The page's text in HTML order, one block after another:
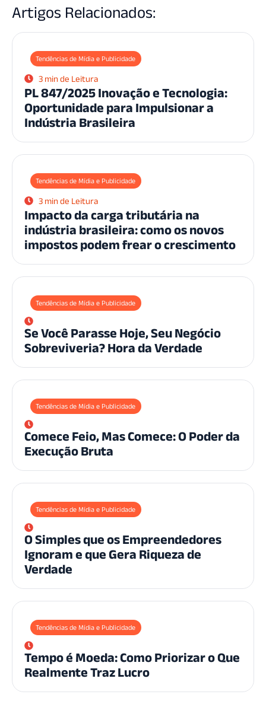
Artigos Relacionados:
Tendências de Mídia e Publicidade
3 min de Leitura
PL 847/2025 Inovação e Tecnologia:
Oportunidade para Impulsionar a
Indústria Brasileira
Tendências de Mídia e Publicidade
3 min de Leitura
Impacto da carga tributária na
indústria brasileira: como os novos
impostos podem frear o crescimento
Tendências de Mídia e Publicidade
Se Você Parasse Hoje, Seu Negócio
Sobreviveria? Hora da Verdade
Tendências de Mídia e Publicidade
Comece Feio, Mas Comece: O Poder da
Execução Bruta
Tendências de Mídia e Publicidade
O Simples que os Empreendedores
Ignoram e que Gera Riqueza de
Verdade
Tendências de Mídia e Publicidade
Tempo é Moeda: Como Priorizar o Que
Realmente Traz Lucro